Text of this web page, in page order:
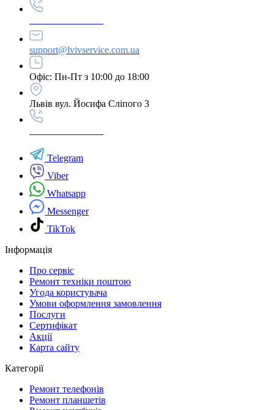
support@lvivservice.com.ua
Офіс: Пн-Пт з 10:00 до 18:00
Львів вул. Йосифа Сліпого 3
Telegram
Viber
Whatsapp
Messenger
TikTok
Інформація
Про сервіс
Ремонт техніки поштою
Угода користувача
Умови оформлення замовлення
Послуги
Сертифікат
Акції
Карта сайту
Категорії
Ремонт телефонів
Ремонт планшетів